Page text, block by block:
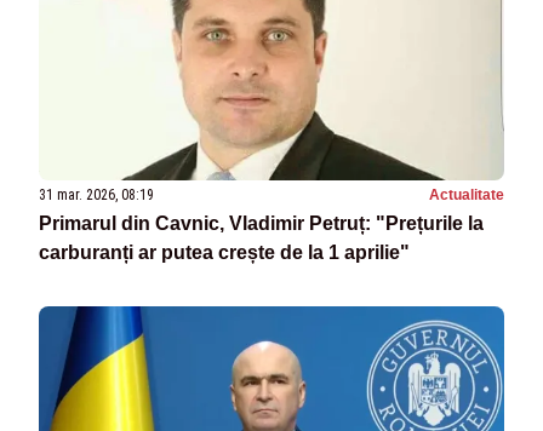
31 mar. 2026, 08:19 Actualitate
Primarul din Cavnic, Vladimir Petruț: "Prețurile la
carburanți ar putea crește de la 1 aprilie"